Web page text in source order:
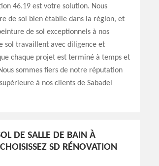
46.19 est votre solution. Nous
de sol bien établie dans la région, et
de sol exceptionnels à nos
sol travaillent avec diligence et
chaque projet est terminé à temps et
sommes fiers de notre réputation
à nos clients de Sabadel
DE SALLE DE BAIN À
SD RÉNOVATION